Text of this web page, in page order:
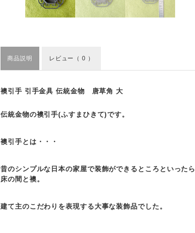
商品説明 レビュー （ 0 ）
襖引手 引手金具 伝統金物 唐草角 大
伝統金物の襖引手(ふすまひきて)です。
襖引手とは・・・
昔のシンプルな日本の家屋で装飾ができるところといったら
床の間と襖。
建て主のこだわりを表現する大事な装飾品でした。